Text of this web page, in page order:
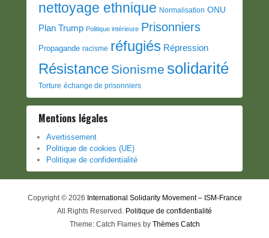
nettoyage ethnique Normalisation ONU
Plan Trump Politique intérieure Prisonniers
Propagande racisme réfugiés Répression
Résistance Sionisme solidarité
Torture échange de prisonniers
Mentions légales
Avertissement
Politique de cookies (UE)
Politique de confidentialité
Copyright © 2026 International Solidarity Movement – ISM-France
All Rights Reserved. Politique de confidentialité
Theme: Catch Flames by Thèmes Catch